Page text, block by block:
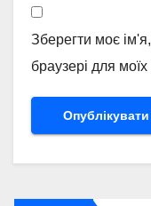
Зберегти моє
браузері для